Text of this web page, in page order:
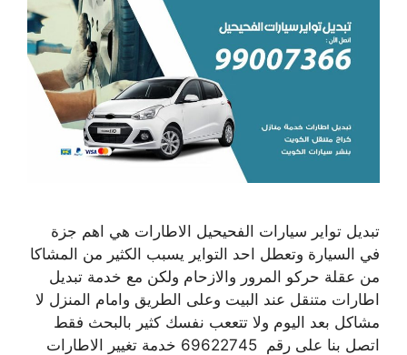
تبديل تواير سيارات الفحيحيل الاطارات هي اهم جزة
في السيارة وتعطل احد التواير يسبب الكثير من المشاكا
من عقلة حركو المرور والازحام ولكن مع خدمة تبديل
اطارات متنقل عند البيت وعلى الطريق وامام المنزل لا
مشاكل بعد اليوم ولا تتععب نفسك كثير بالبحث فقط
اتصل بنا على رقم 69622745 خدمة تغيير الاطارات